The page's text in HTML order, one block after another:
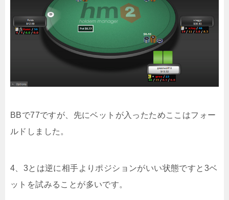
BBで77ですが、先にベットが入ったためここはフォー
ルドしました。
4、3とは逆に相手よりポジションがいい状態ですと3ベ
ットを試みることが多いです。